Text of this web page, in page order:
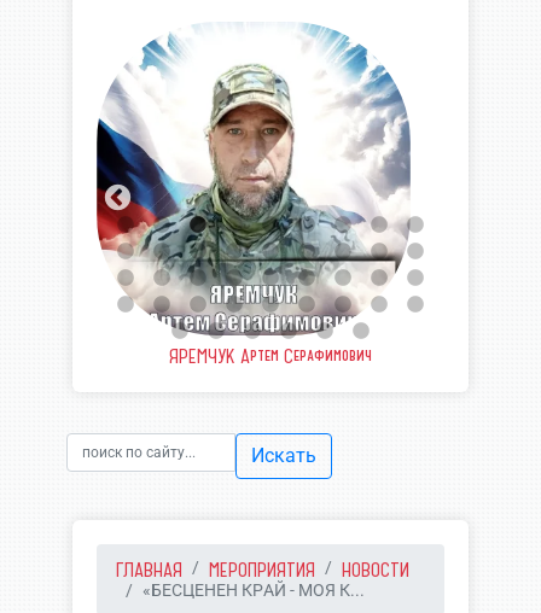
ЯРЕМЧУК Артем Серафимович
Искать
ГЛАВНАЯ МЕРОПРИЯТИЯ НОВОСТИ
«БЕСЦЕНЕН КРАЙ - МОЯ К...